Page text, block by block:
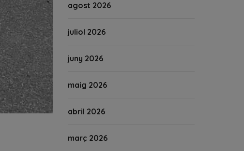
agost 2026
juliol 2026
juny 2026
maig 2026
abril 2026
març 2026